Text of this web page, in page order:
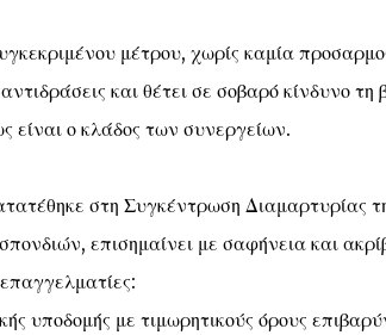
μέτρου, χωρίς καμία
και θέτει σε σοβαρό κίνδυνο
είναι ο κλάδος των συνεργείων.
στη Συγκέντρωση Διαμαρτυρίας
επισημαίνει με σαφήνεια και
υποδομής με τιμωρητικούς όρους